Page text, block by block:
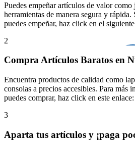
Puedes empeñar artículos de valor
herramientas de manera segura y rápida.
puedes empeñar, haz click en el
2
Compra Artículos Baratos en
Encuentra productos de calidad como
consolas a precios accesibles. Para más
puedes comprar, haz click en este enlace:
3
Aparta tus artículos y ¡paga